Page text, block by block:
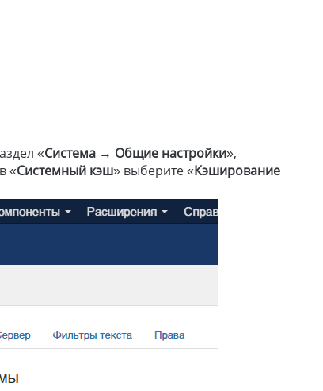
«Система → Общие настройки»,
«Системный кэш» выберите «Кэширование